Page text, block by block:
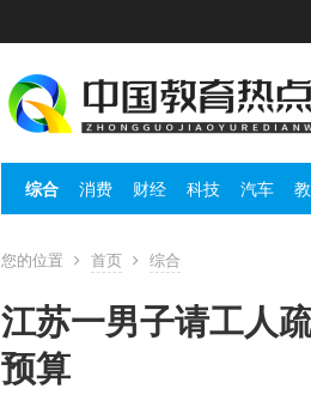
综合 消费 财经 科技 汽车
您的位置 首页 综合
江苏一男子请工人
预算